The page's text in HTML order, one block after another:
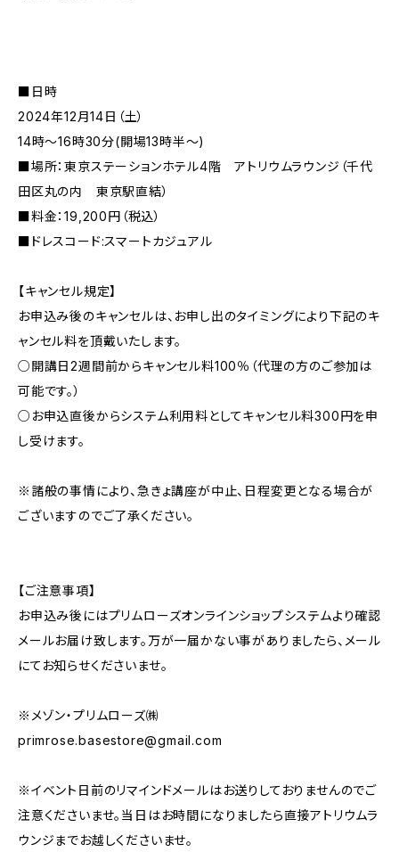
■日時
2024年12月14日（土）
14時〜16時30分(開場13時半〜)
■場所：東京ステーションホテル4階 アトリウムラウンジ（千代
田区丸の内 東京駅直結）
■料金：19,200円（税込）
■ドレスコード:スマートカジュアル
【キャンセル規定】
お申込み後のキャンセルは、お申し出のタイミングにより下記のキ
ャンセル料を頂戴いたします。
○開講日2週間前からキャンセル料100％（代理の方のご参加は
可能です。）
○お申込直後からシステム利用料としてキャンセル料300円を申
し受けます。
※諸般の事情により、急きょ講座が中止、日程変更となる場合が
ございますのでご了承ください。
【ご注意事項】
お申込み後にはプリムローズオンラインショップシステムより確認
メールお届け致します。万が一届かない事がありましたら、メール
にてお知らせくださいませ。
※メゾン・プリムローズ㈱
primrose.basestore@gmail.com
※イベント日前のリマインドメールはお送りしておりませんのでご
注意くださいませ。当日はお時間になりましたら直接アトリウムラ
ウンジまでお越しくださいませ。